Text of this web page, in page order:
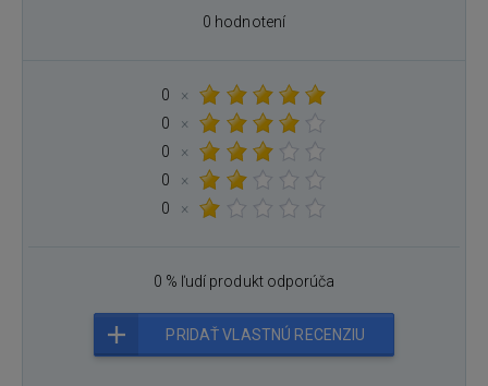
0 hodnotení
0
×
0
×
0
×
0
×
0
×
0 % ľudí produkt odporúča
PRIDAŤ VLASTNÚ RECENZIU